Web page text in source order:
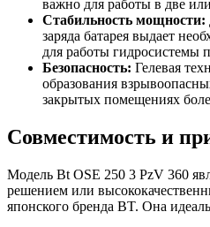
важно для работы в две
Стабильность мощности:
заряда батарея выдает
для работы гидросистемы
Безопасность: Гелевая
образования
закрытых помещениях
Совместимость и
Модель Bt OSE 250 3 PzV 360
решением или
японского бренда BT. Она